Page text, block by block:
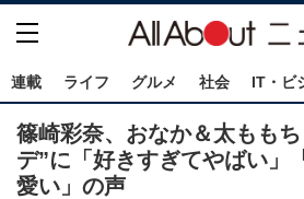
連載 ライフ グルメ 社会 IT・ビ
篠崎彩奈、おなか＆太もも
デ”に「好きすぎてやばい」
愛い」の声